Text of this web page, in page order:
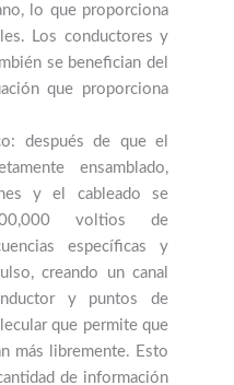
lo que proporciona
Los conductores y
se benefician del
que proporciona
después de que el
ensamblado,
y el cableado se
voltios de
específicas y
creando un canal
y puntos de
que permite que
más libremente. Esto
de información